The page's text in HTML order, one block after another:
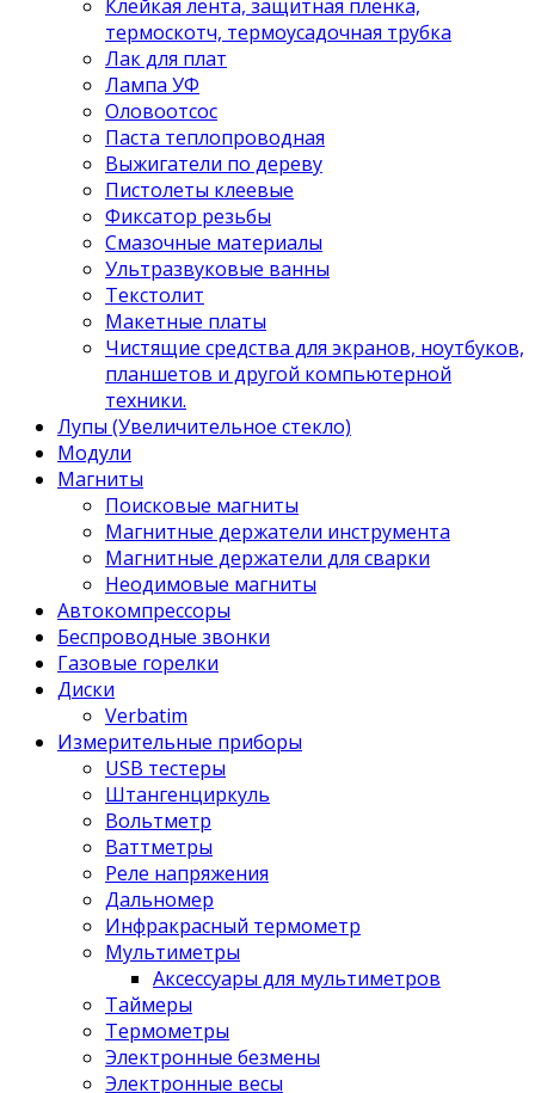
Клейкая лента, защитная пленка,
термоскотч, термоусадочная трубка
Лак для плат
Лампа УФ
Оловоотсос
Паста теплопроводная
Выжигатели по дереву
Пистолеты клеевые
Фиксатор резьбы
Смазочные материалы
Ультразвуковые ванны
Текстолит
Макетные платы
Чистящие средства для экранов, ноутбуков,
планшетов и другой компьютерной
техники.
Лупы (Увеличительное стекло)
Модули
Магниты
Поисковые магниты
Магнитные держатели инструмента
Магнитные держатели для сварки
Неодимовые магниты
Автокомпрессоры
Беспроводные звонки
Газовые горелки
Диски
Verbatim
Измерительные приборы
USB тестеры
Штангенциркуль
Вольтметр
Ваттметры
Реле напряжения
Дальномер
Инфракрасный термометр
Мультиметры
Аксессуары для мультиметров
Таймеры
Термометры
Электронные безмены
Электронные весы